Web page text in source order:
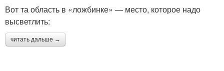
Вот та область в «ложбинке» — место, которое надо
высветлить:
читать дальше →